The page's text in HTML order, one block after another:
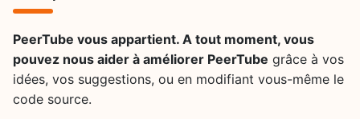
PeerTube vous appartient. A tout moment, vous
pouvez nous aider à améliorer PeerTube grâce à vos
idées, vos suggestions, ou en modifiant vous-même le
code source.